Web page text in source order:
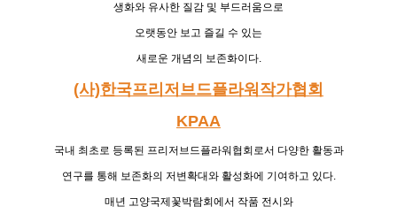
생화와 유사한 질감 및 부드러움으로
오랫동안 보고 즐길 수 있는
새로운 개념의 보존화이다.
(사)한국프리저브드플라워작가협회
KPAA
국내 최초로 등록된 프리저브드플라워협회로서 다양한 활동과
연구를 통해 보존화의 저변확대와 활성화에 기여하고 있다.
매년 고양국제꽃박람회에서 작품 전시와